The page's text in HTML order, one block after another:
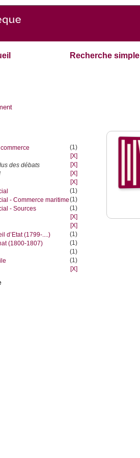
Recherche simple
(1)
[X]
des débats
[X]
[X]
[X]
(1)
- Commerce maritime(1)
- Sources
(1)
[X]
[X]
d’Etat (1799-....)
(1)
(1800-1807)
(1)
(1)
(1)
[X]